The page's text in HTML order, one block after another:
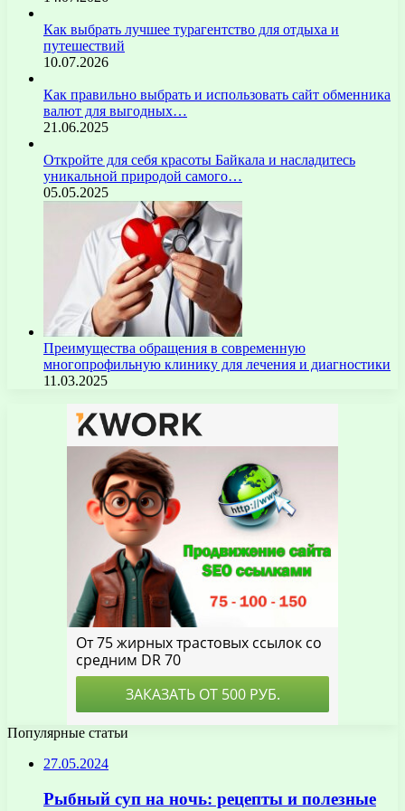
Как выбрать лучшее турагентство для отдыха и
путешествий
10.07.2026
Как правильно выбрать и использовать сайт обменника
валют для выгодных…
21.06.2025
Откройте для себя красоты Байкала и насладитесь
уникальной природой самого…
05.05.2025
Преимущества обращения в современную
многопрофильную клинику для лечения и диагностики
11.03.2025
Популярные статьи
27.05.2024
Рыбный суп на ночь: рецепты и полезные